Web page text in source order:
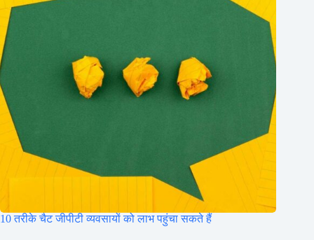
10 तरीके चैट जीपीटी व्यवसायों को लाभ पहुंचा सकते हैं